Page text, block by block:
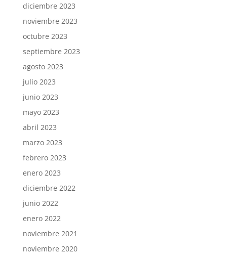
diciembre 2023
noviembre 2023
octubre 2023
septiembre 2023
agosto 2023
julio 2023
junio 2023
mayo 2023
abril 2023
marzo 2023
febrero 2023
enero 2023
diciembre 2022
junio 2022
enero 2022
noviembre 2021
noviembre 2020